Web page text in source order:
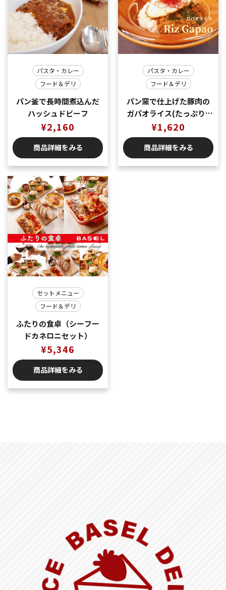
パスタ・カレー
フード＆デリ
パン釜で長時間煮込んだ
ハッシュドビーフ
¥2,160
商品詳細をみる
パスタ・カレー
フード＆デリ
パン窯で仕上げた豚肉の
ガパオライス(たっぷり3
人前）
¥1,620
商品詳細をみる
セットメニュー
フード＆デリ
ふたりの食卓（シーフー
ドカネロニセット）
¥5,346
商品詳細をみる